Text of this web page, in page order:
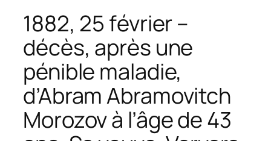
1882, 25 février –
décès, après une
pénible maladie,
d’Abram Abramovitch
Morozov à l’âge de 43